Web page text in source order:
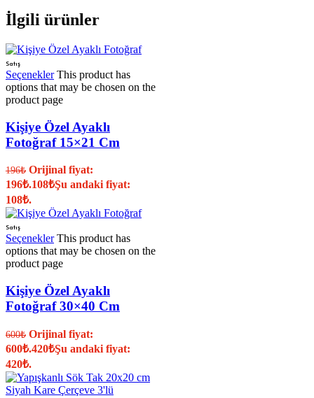
İlgili ürünler
Satış
Seçenekler This product has
options that may be chosen on the
product page
Kişiye Özel Ayaklı
Fotoğraf 15×21 Cm
196₺ Orijinal fiyat:
196₺.108₺Şu andaki fiyat:
108₺.
Satış
Seçenekler This product has
options that may be chosen on the
product page
Kişiye Özel Ayaklı
Fotoğraf 30×40 Cm
600₺ Orijinal fiyat:
600₺.420₺Şu andaki fiyat:
420₺.